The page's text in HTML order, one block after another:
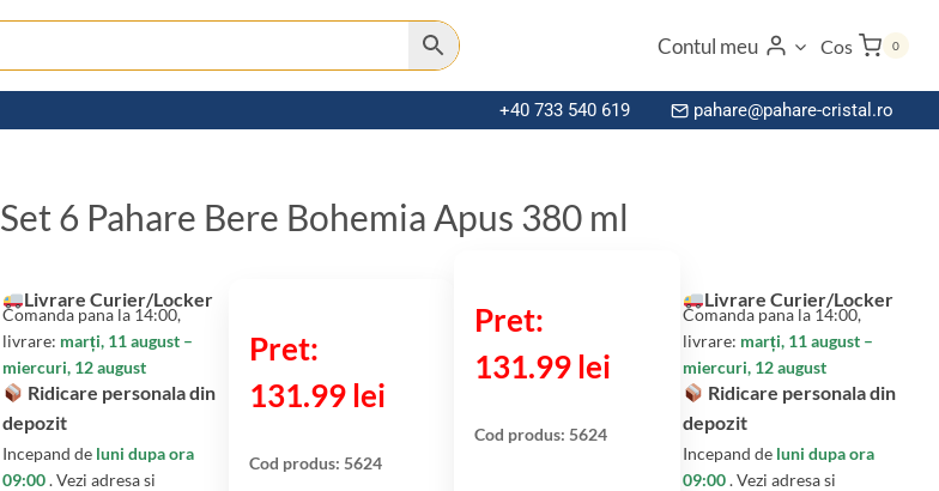
Contul meu Cos 0
+40 733 540 619 pahare@pahare-cristal.ro
Set 6 Pahare Bere Bohemia Apus 380 ml
Livrare Curier/Locker
Comanda pana la 14:00,
livrare: marți, 11 august –
miercuri, 12 august
Ridicare personala din
depozit
Incepand de luni dupa ora
09:00. Vezi adresa si
131.99 lei
Cod produs: 5624
131.99 lei
Cod produs: 5624
Livrare Curier/Locker
Comanda pana la 14:00,
livrare: marți, 11 august –
miercuri, 12 august
Ridicare personala din
depozit
Incepand de luni dupa ora
09:00. Vezi adresa si